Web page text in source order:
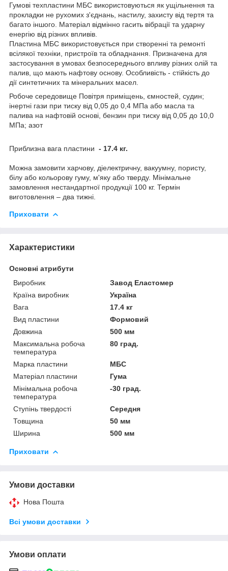
Гумові техпластини МБС використовуються як ущільнення та
прокладки не рухомих з'єднань, настилу, захисту від тертя та
багато іншого. Матеріал відмінно гасить вібрації та ударну
енергію від різних впливів.
Пластина МБС використовується при створенні та ремонті
всілякої техніки, пристроїв та обладнання. Призначена для
застосування в умовах безпосереднього впливу різних олій та
палив, що мають нафтову основу. Особливість - стійкість до
дії синтетичних та мінеральних масел.
Робоче середовище Повітря приміщень, ємностей, судин;
інертні гази при тиску від 0,05 до 0,4 МПа або масла та
палива на нафтовій основі, бензин при тиску від 0,05 до 10,0
МПа; азот
Приблизна вага пластини - 17.4 кг.
Можна замовити харчову, діелектричну, вакуумну, пористу,
білу або кольорову гуму, м'яку або тверду. Мінімальне
замовлення нестандартної продукції 100 кг. Термін
виготовлення – два тижні.
Приховати
Характеристики
Основні атрибути
Виробник
Завод Еластомер
Країна виробник
Україна
Вага
17.4 кг
Вид пластини
Формовий
Довжина
500 мм
Максимальна робоча
температура
80 град.
Марка пластини
МБС
Матеріал пластини
Гума
Мінімальна робоча
температура
-30 град.
Ступінь твердості
Середня
Товщина
50 мм
Ширина
500 мм
Приховати
Умови доставки
Нова Пошта
Всі умови доставки
Умови оплати